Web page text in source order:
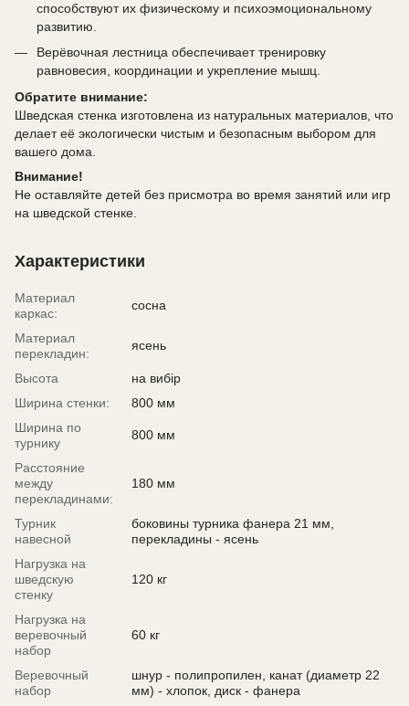
способствуют их физическому и психоэмоциональному
развитию.
Верёвочная лестница обеспечивает тренировку
равновесия, координации и укрепление мышц.
Обратите внимание:
Шведская стенка изготовлена из натуральных материалов, что
делает её экологически чистым и безопасным выбором для
вашего дома.
Внимание!
Не оставляйте детей без присмотра во время занятий или игр
на шведской стенке.
Характеристики
Материал
каркас:
сосна
Материал
перекладин:
ясень
Высота
на вибір
Ширина стенки:
800 мм
Ширина по
турнику
800 мм
Расстояние
между
перекладинами:
180 мм
Турник
навесной
боковины турника фанера 21 мм,
перекладины - ясень
Нагрузка на
шведскую
стенку
120 кг
Нагрузка на
веревочный
набор
60 кг
Веревочный
набор
шнур - полипропилен, канат (диаметр 22
мм) - хлопок, диск - фанера